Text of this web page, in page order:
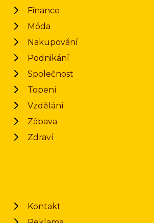
Finance
Móda
Nakupování
Podnikání
Společnost
Topení
Vzdělání
Zábava
Zdraví
Kontakt